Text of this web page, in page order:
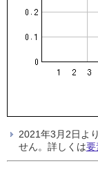
2021年3月2日よ
せん。詳しくは要